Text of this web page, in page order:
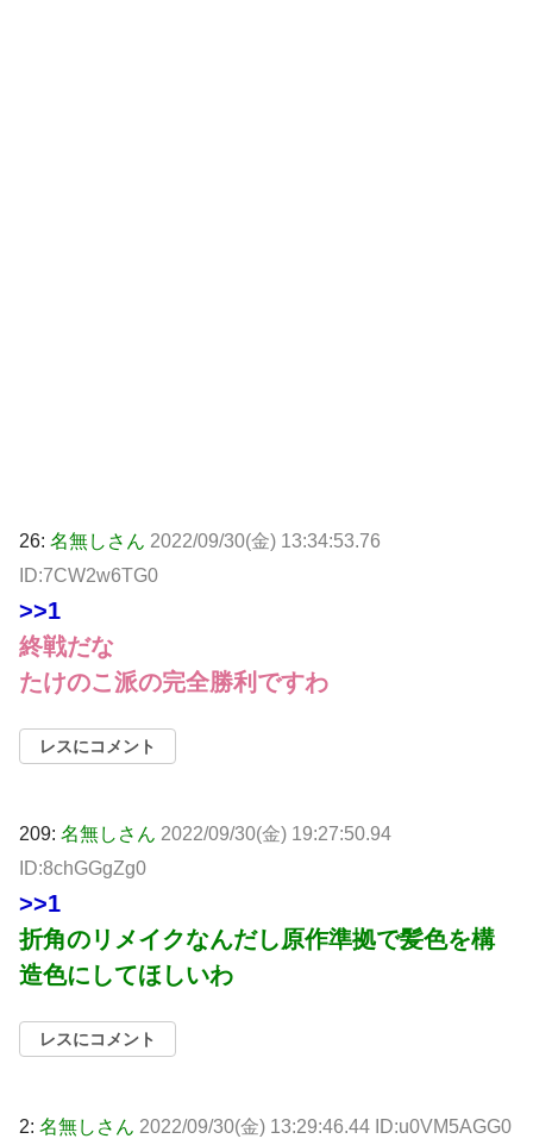
26: 名無しさん 2022/09/30(金) 13:34:53.76
ID:7CW2w6TG0
>>1
終戦だな
たけのこ派の完全勝利ですわ
レスにコメント
209: 名無しさん 2022/09/30(金) 19:27:50.94
ID:8chGGgZg0
>>1
折角のリメイクなんだし原作準拠で髪色を構
造色にしてほしいわ
レスにコメント
2: 名無しさん 2022/09/30(金) 13:29:46.44 ID:u0VM5AGG0